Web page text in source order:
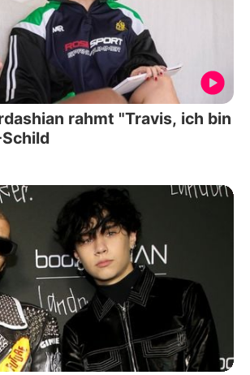
rahmt "Travis, ich bin